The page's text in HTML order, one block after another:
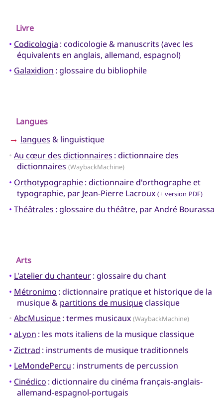
Livre
• Codicologia : codicologie & manuscrits (avec les
équivalents en anglais, allemand, espagnol)
• Galaxidion : glossaire du bibliophile
Langues
→ langues & linguistique
• Au cœur des dictionnaires : dictionnaire des
dictionnaires (WaybackMachine)
• Orthotypographie: dictionnaire d'orthographe et
typographie, par Jean-Pierre Lacroux (+ version PDF)
• Théâtrales : glossaire du théâtre, par André Bourassa
Arts
• L'atelier du chanteur: glossaire du chant
• Métronimo : dictionnaire pratique et historique de la
musique & partitions de musiqueclassique
• AbcMusique: termes musicaux (WaybackMachine)
• aLyon : les mots italiens de la musique classique
• Zictrad : instruments de musique traditionnels
• LeMondePercu : instruments de percussion
• Cinédico : dictionnaire du cinéma français-anglais-
allemand-espagnol-portugais